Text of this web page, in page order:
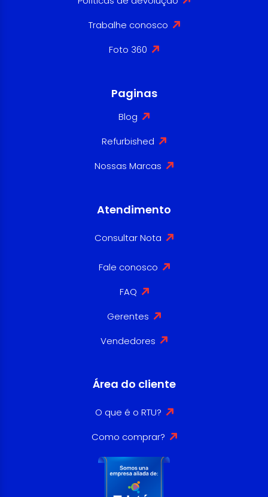
Trabalhe conosco
Foto 360
Paginas
Blog
Refurbished
Nossas Marcas
Atendimento
Consultar Nota
Fale conosco
FAQ
Gerentes
Vendedores
Área do cliente
O que é o RTU?
Como comprar?